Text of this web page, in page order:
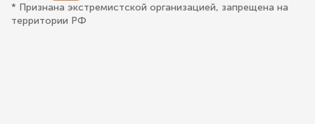
* Признана экстремистской организацией, запрещена на
территории РФ